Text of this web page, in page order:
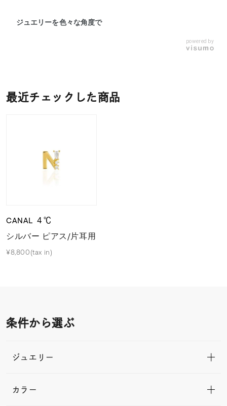
ジュエリーを色々な角度で
powered by
最近チェックした商品
CANAL ４℃
シルバー ピアス/片耳用
¥8,800(tax in)
条件から選ぶ
ジュエリー
カラー